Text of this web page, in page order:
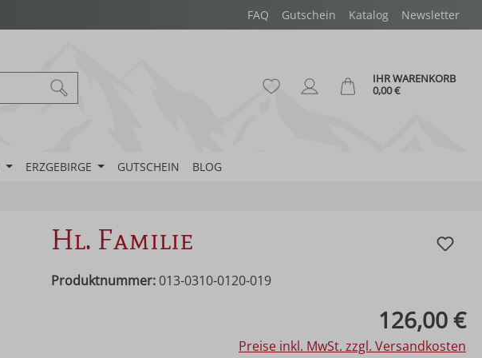
FAQ Gutschein Katalog Newsletter
Du hast 0 Produkte auf dem
IHR WARENKORB
0,00 €
ERZGEBIRGE GUTSCHEIN BLOG
Hl. Familie
Produktnummer: 013-0310-0120-019
126,00 €
Preise inkl. MwSt. zzgl. Versandkosten